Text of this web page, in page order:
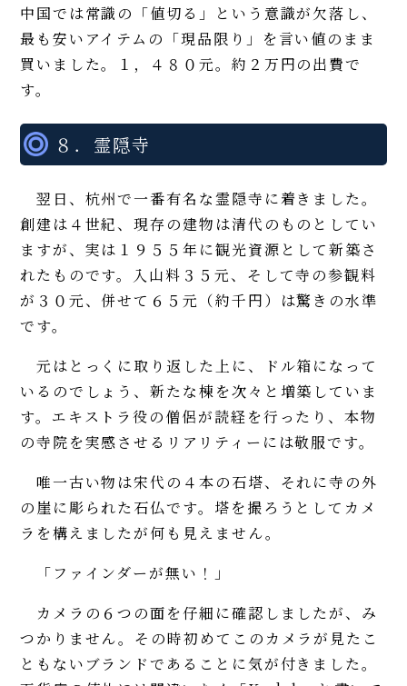
中国では常識の「値切る」という意識が欠落し、
最も安いアイテムの「現品限り」を言い値のまま
買いました。１，４８０元。約２万円の出費で
す。
８．霊隠寺
翌日、杭州で一番有名な霊隠寺に着きました。
創建は４世紀、現存の建物は清代のものとしてい
ますが、実は１９５５年に観光資源として新築さ
れたものです。入山料３５元、そして寺の参観料
が３０元、併せて６５元（約千円）は驚きの水準
です。
元はとっくに取り返した上に、ドル箱になって
いるのでしょう、新たな棟を次々と増築していま
す。エキストラ役の僧侶が読経を行ったり、本物
の寺院を実感させるリアリティーには敬服です。
唯一古い物は宋代の４本の石塔、それに寺の外
の崖に彫られた石仏です。塔を撮ろうとしてカメ
ラを構えましたが何も見えません。
「ファインダーが無い！」
カメラの６つの面を仔細に確認しましたが、み
つかりません。その時初めてこのカメラが見たこ
ともないブランドであることに気が付きました。